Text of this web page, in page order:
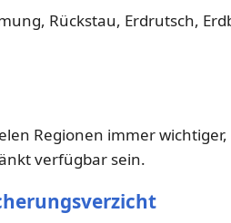
Rückstau, Erdrutsch,
Regionen immer
verfügbar sein.